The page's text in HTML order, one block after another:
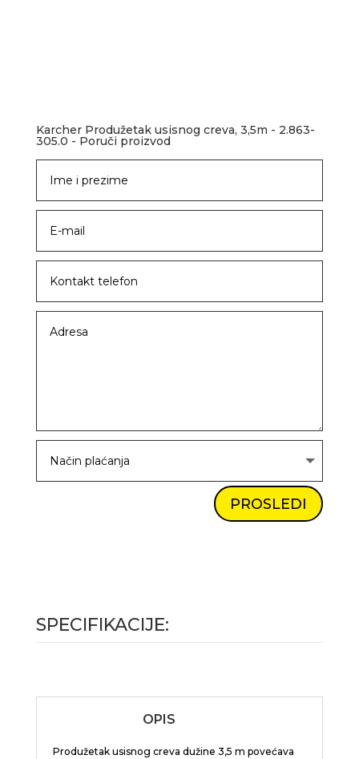
Karcher Produžetak usisnog creva, 3,5m - 2.863-
305.0 - Poruči proizvod
PROSLEDI
SPECIFIKACIJE:
OPIS
Produžetak usisnog creva dužine 3,5 m povećava